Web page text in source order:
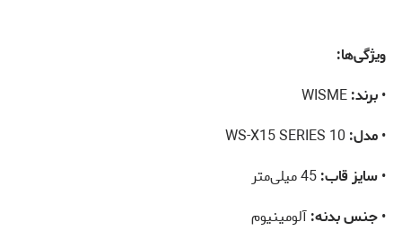
ویژگی‌ها:
•برند:
•مدل:
•سایز قاب:
•جنس بدنه:آلومینیوم